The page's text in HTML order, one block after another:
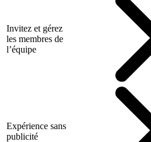
Invitez et gérez
les membres de
l’équipe
Expérience sans
publicité